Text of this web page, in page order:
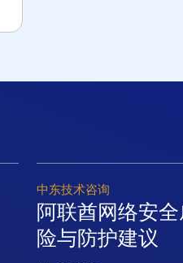
中东技术咨询
阿联酋网络安
险与防护建议